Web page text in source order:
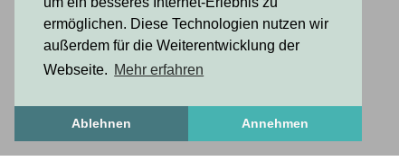
ermöglichen. Diese Technologien nutzen wir
außerdem für die Weiterentwicklung der
Webseite. Mehr erfahren
Ablehnen Annehmen